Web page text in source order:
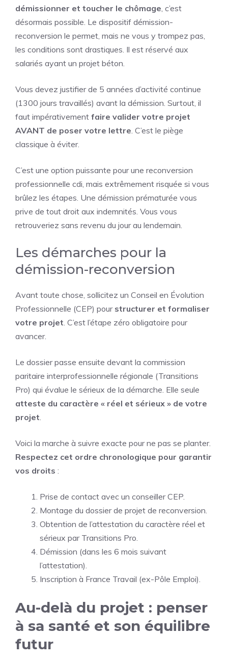
démissionner et toucher le chômage, c’est
désormais possible. Le dispositif démission-
reconversion le permet, mais ne vous y trompez pas,
les conditions sont drastiques. Il est réservé aux
salariés ayant un projet béton.
Vous devez justifier de 5 années d’activité continue
(1300 jours travaillés) avant la démission. Surtout, il
faut impérativement faire valider votre projet
AVANT de poser votre lettre. C’est le piège
classique à éviter.
C’est une option puissante pour une reconversion
professionnelle cdi, mais extrêmement risquée si vous
brûlez les étapes. Une démission prématurée vous
prive de tout droit aux indemnités. Vous vous
retrouveriez sans revenu du jour au lendemain.
Les démarches pour la
démission-reconversion
Avant toute chose, sollicitez un Conseil en Évolution
Professionnelle (CEP) pour structurer et formaliser
votre projet. C’est l’étape zéro obligatoire pour
avancer.
Le dossier passe ensuite devant la commission
paritaire interprofessionnelle régionale (Transitions
Pro) qui évalue le sérieux de la démarche. Elle seule
atteste du caractère « réel et sérieux » de votre
projet.
Voici la marche à suivre exacte pour ne pas se planter.
Respectez cet ordre chronologique pour garantir
vos droits :
Prise de contact avec un conseiller CEP.
Montage du dossier de projet de reconversion.
Obtention de l’attestation du caractère réel et
sérieux par Transitions Pro.
Démission (dans les 6 mois suivant
l’attestation).
Inscription à France Travail (ex-Pôle Emploi).
Au-delà du projet : penser
à sa santé et son équilibre
futur